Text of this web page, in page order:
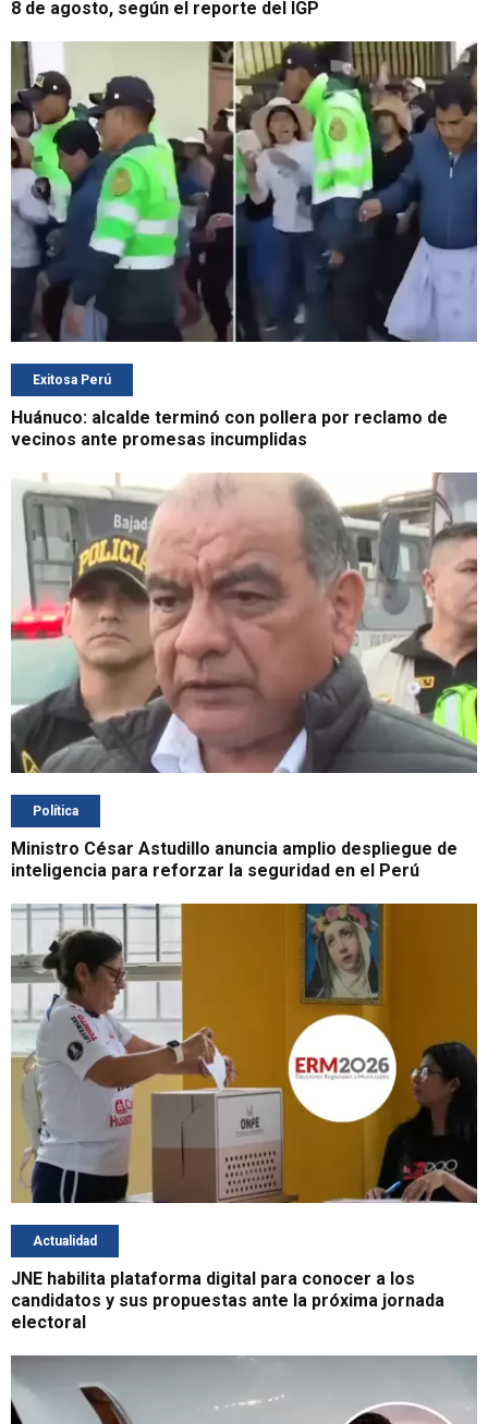
8 de agosto, según el reporte del IGP
Exitosa Perú
Huánuco: alcalde terminó con pollera por reclamo de
vecinos ante promesas incumplidas
Política
Ministro César Astudillo anuncia amplio despliegue de
inteligencia para reforzar la seguridad en el Perú
Actualidad
JNE habilita plataforma digital para conocer a los
candidatos y sus propuestas ante la próxima jornada
electoral